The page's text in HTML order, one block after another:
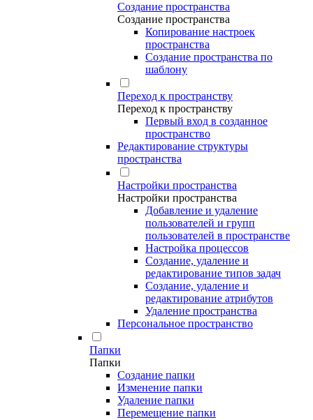
Создание пространства
Создание пространства
Копирование настроек
пространства
Создание пространства по
шаблону
Переход к пространству
Переход к пространству
Первый вход в созданное
пространство
Редактирование структуры
пространства
Настройки пространства
Настройки пространства
Добавление и удаление
пользователей и групп
пользователей в пространстве
Настройка процессов
Создание, удаление и
редактирование типов задач
Создание, удаление и
редактирование атрибутов
Удаление пространства
Персональное пространство
Папки
Папки
Создание папки
Изменение папки
Удаление папки
Перемещение папки